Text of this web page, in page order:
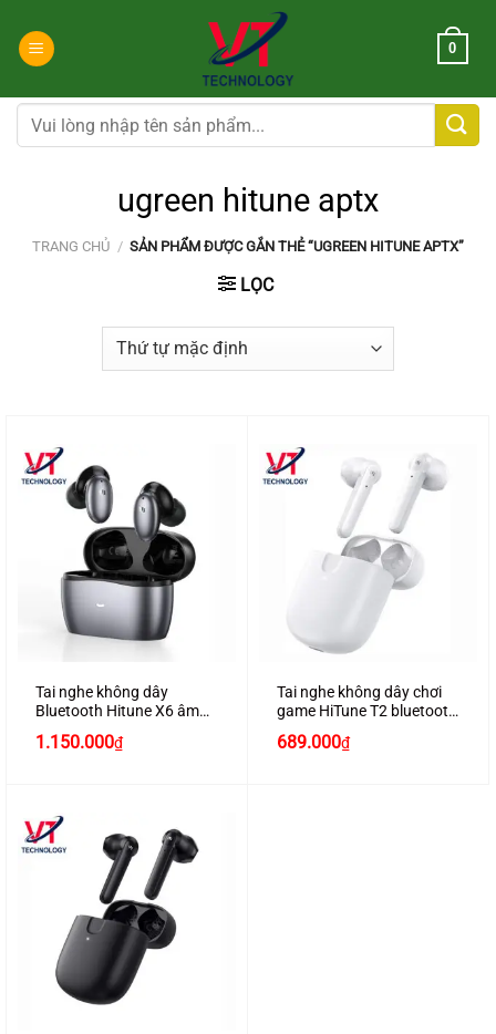
đến
dung
0
Tìm
kiếm:
ugreen hitune aptx
TRANG CHỦ / SẢN PHẨM ĐƯỢC GẮN THẺ “UGREEN HITUNE APTX”
LỌC
Tai nghe không dây
Bluetooth Hitune X6 âm
hãng Ugreen 90242 màu
1.150.000₫
Tai nghe không dây chơi
game HiTune T2 bluetooth
loại bỏ tiếng ồn, chống
689.000₫